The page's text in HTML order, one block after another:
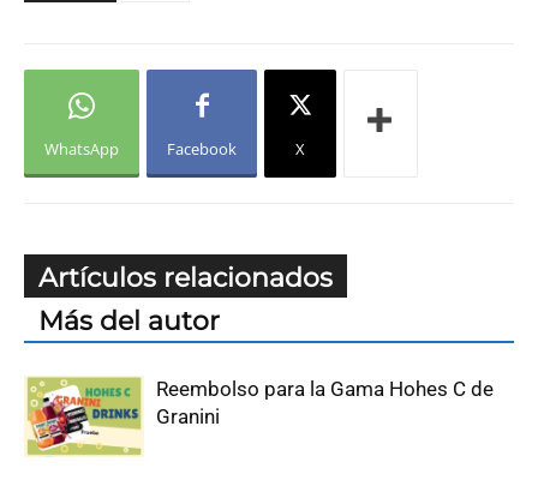
WhatsApp Facebook X
Artículos relacionados
Más del autor
Reembolso para la Gama Hohes C de
Granini